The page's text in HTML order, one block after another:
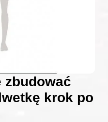
zbudować
krok po